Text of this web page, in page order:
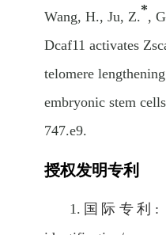
Wang, H., Ju, Z.*,
Dcaf11 activates
telomere
embryonic stem
747.e9.
授权发明专利
1. 国际专利: